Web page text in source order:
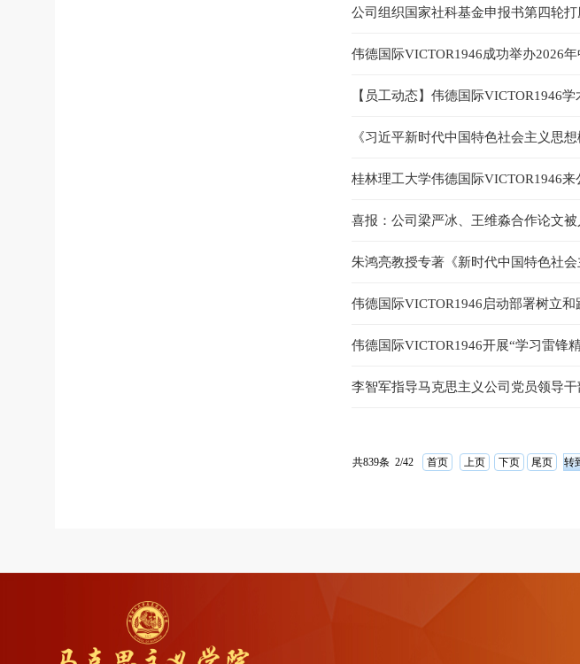
公司组织国家社科基金申报书第四轮打
伟德国际VICTOR1946成功举办2026
【员工动态】伟德国际VICTOR1946
《习近平新时代中国特色社会主义思
桂林理工大学伟德国际VICTOR1946来
喜报：公司梁严冰、王维淼合作论文
朱鸿亮教授专著《新时代中国特色社
伟德国际VICTOR1946启动部署树立
伟德国际VICTOR1946开展“学习雷锋
李智军指导马克思主义公司党员领导
共839条 2/42 首页 上页 下页 尾页